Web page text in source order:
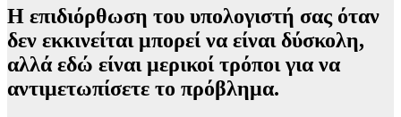
Η επιδιόρθωση του υπολογιστή σας όταν
δεν εκκινείται μπορεί να είναι δύσκολη,
αλλά εδώ είναι μερικοί τρόποι για να
αντιμετωπίσετε το πρόβλημα.